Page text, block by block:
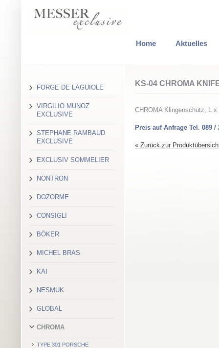
Home Aktuelles
KS-04 CHROMA
CHROMA Klingenschutz, L
Preis auf Anfrage Tel. 089 /
« Zurück zur
FORGE DE LAGUIOLE
VIRGILIO MUNOZ
EXCLUSIVE
STEPHANE RAMBAUD
EXCLUSIVE
EXCLUSIV SOMMELIER
NONTRON
DOZORME
CONSIGLI
BÖKER
MICHEL BRAS
KAI
NESMUK
GLOBAL
CHROMA
TYPE 301 PORSCHE